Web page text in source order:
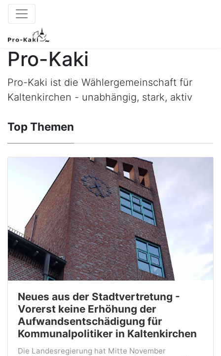
Pro-Kaki
Pro-Kaki ist die Wählergemeinschaft für
Kaltenkirchen - unabhängig, stark, aktiv
Top Themen
Neues aus der Stadtvertretung -
Vorerst keine Erhöhung der
Aufwandsentschädigung für
Kommunalpolitiker in Kaltenkirchen
Die Landesregierung hat Mitte November